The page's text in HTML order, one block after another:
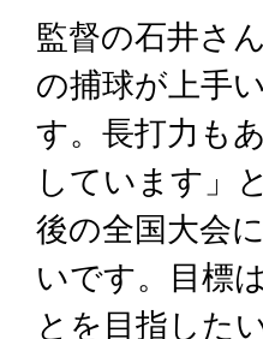
監督の石井さ
の捕球が上手
す。長打力も
しています」
後の全国大会
いです。目標
とを目指した